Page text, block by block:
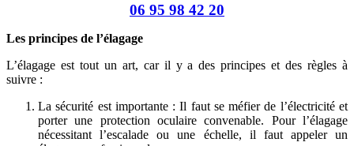
06 95 98 42 20
Les principes de l’élagage
L’élagage est tout un art, car il y a des principes et des règles à
suivre :
La sécurité est importante : Il faut se méfier de l’électricité et
porter une protection oculaire convenable. Pour l’élagage
nécessitant l’escalade ou une échelle, il faut appeler un